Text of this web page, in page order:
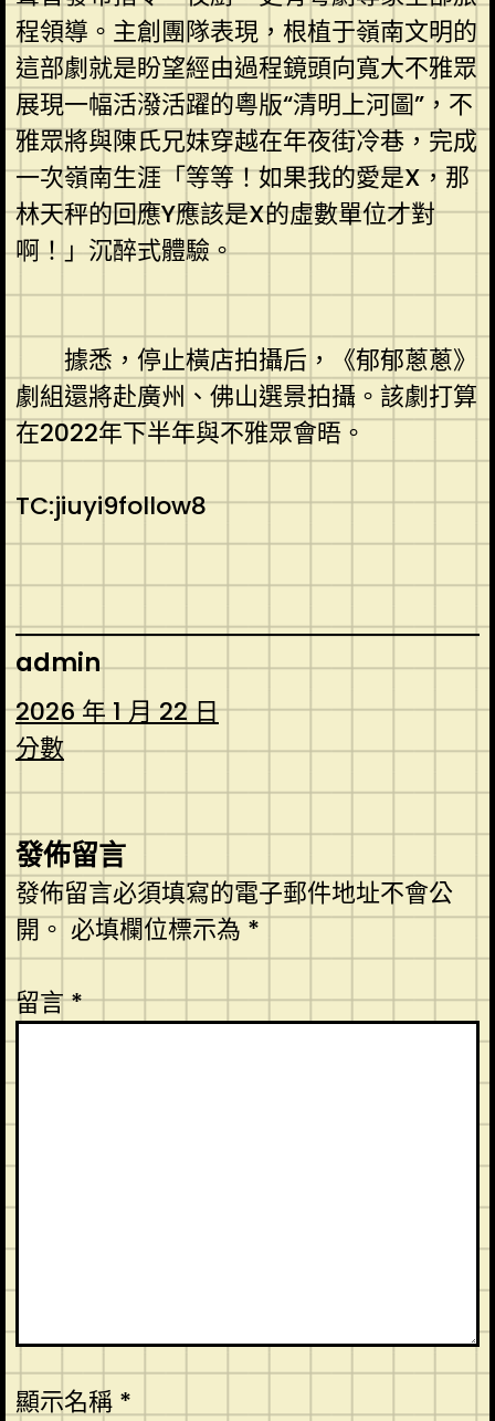
程領導。主創團隊表現，根植于嶺南文明的
這部劇就是盼望經由過程鏡頭向寬大不雅眾
展現一幅活潑活躍的粵版“清明上河圖”，不
雅眾將與陳氏兄妹穿越在年夜街冷巷，完成
一次嶺南生涯「等等！如果我的愛是X，那
林天秤的回應Y應該是X的虛數單位才對
啊！」沉醉式體驗。
據悉，停止橫店拍攝后，《郁郁蔥蔥》
劇組還將赴廣州、佛山選景拍攝。該劇打算
在2022年下半年與不雅眾會晤。
TC:jiuyi9follow8
admin
2026 年 1 月 22 日
分數
發佈留言
發佈留言必須填寫的電子郵件地址不會公
開。必填欄位標示為*
留言*
顯示名稱 *